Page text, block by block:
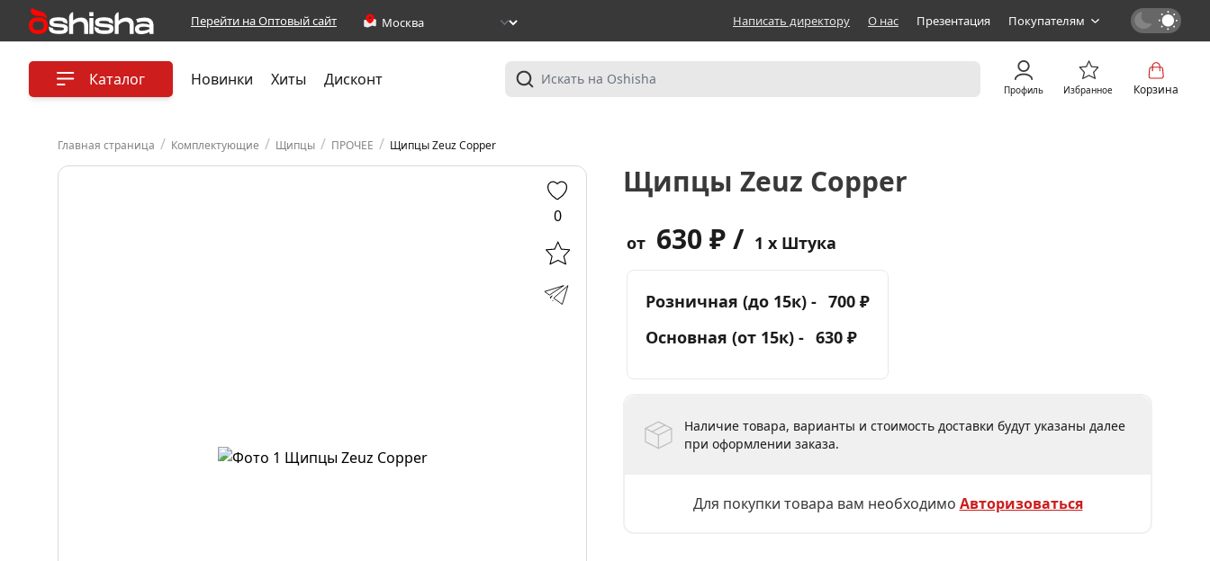
Перейти на Оптовый сайт Написать директору О нас Презентация Покупателям
Каталог Новинки Хиты Дисконт
Профиль Избранное Корзина
Главная страница / Комплектующие / Щипцы / ПРОЧЕЕ / Щипцы Zeuz Copper
0
Щипцы Zeuz Copper
от 630 ₽ / 1 x Штука
Розничная (до 15к) - 700 ₽
Основная (от 15к) - 630 ₽
Наличие товара, варианты и стоимость доставки будут указаны далее
при оформлении заказа.
Для покупки товара вам необходимо Авторизоваться